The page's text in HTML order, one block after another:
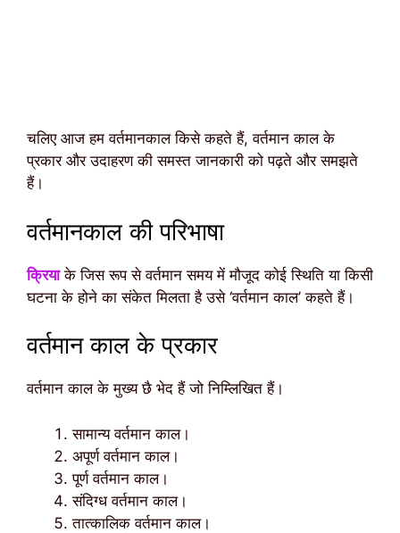
चलिए आज हम वर्तमानकाल किसे कहते हैं, वर्तमान काल के
प्रकार और उदाहरण की समस्त जानकारी को पढ़ते और समझते
हैं।
वर्तमानकाल की परिभाषा
क्रियाके जिस रूप से वर्तमान समय में मौजूद कोई स्थिति या किसी
घटना के होने का संकेत मिलता है उसे ‘वर्तमान काल’ कहते हैं।
वर्तमान काल के प्रकार
वर्तमान काल के मुख्य छै भेद हैं जो निम्लिखित हैं।
सामान्य वर्तमान काल।
अपूर्ण वर्तमान काल।
पूर्ण वर्तमान काल।
संदिग्ध वर्तमान काल।
तात्कालिक वर्तमान काल।